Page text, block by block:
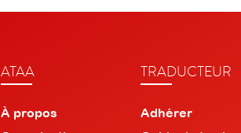
ATAA
À propos
TRADUCTEUR
Adhérer